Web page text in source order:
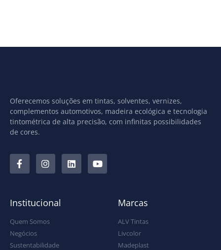
Oferecemos soluções em tintas, solventes, vernizes,
complementos automotivos, madeira ecológica e tecnologia
tintométrica de alta precisão, com infinitas possibilidades
de cores.
Institucional
Quem Somos
Negócios
Sustentabilidade
Marcas
ALV Tintas
Livcolor
Madeplast